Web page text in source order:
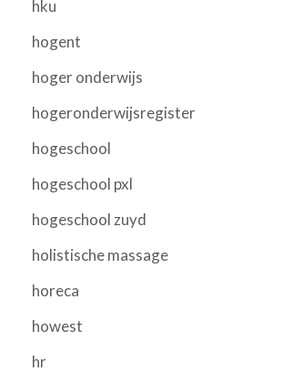
hku
hogent
hoger onderwijs
hogeronderwijsregister
hogeschool
hogeschool pxl
hogeschool zuyd
holistische massage
horeca
howest
hr